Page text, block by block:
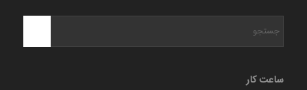
ساعت کار